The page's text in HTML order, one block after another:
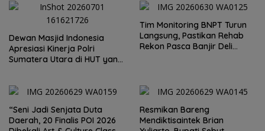
Sumut Irjen Whisnu
Dewan Masjid Indonesia
Apresiasi Kinerja Polri
Sumatera Utara di HUT yang
Tim Monitoring BNPT Turun
Langsung, Pastikan Rehab
Rekon Pasca Banjir Deli
“Seni Jadi Senjata Duta
Daerah, 20 Finalis POI 2026
Resmikan Bareng
Mendiktisaintek Brian